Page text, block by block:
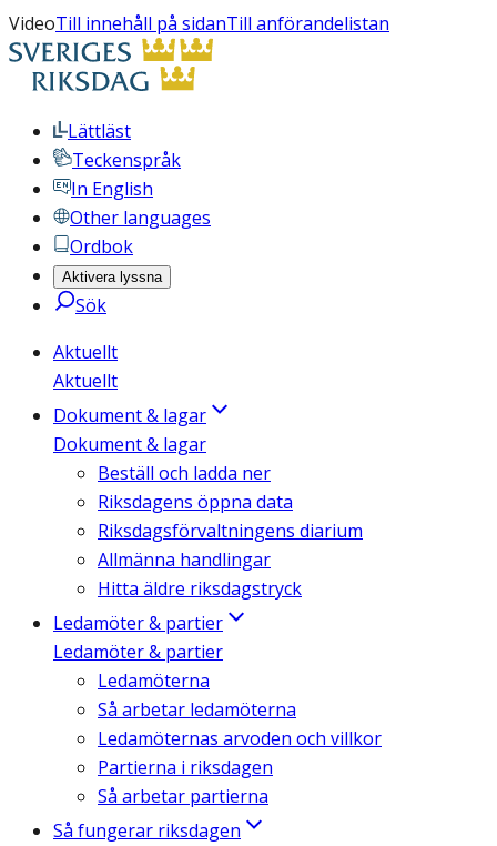
VideoTill innehåll på sidanTill anförandelistan
Lättläst
Teckenspråk
In English
Other languages
Ordbok
Aktivera lyssna
Sök
Aktuellt
Aktuellt
Dokument & lagar
Dokument & lagar
Beställ och ladda ner
Riksdagens öppna data
Riksdagsförvaltningens diarium
Allmänna handlingar
Hitta äldre riksdagstryck
Ledamöter & partier
Ledamöter & partier
Ledamöterna
Så arbetar ledamöterna
Ledamöternas arvoden och villkor
Partierna i riksdagen
Så arbetar partierna
Så fungerar riksdagen